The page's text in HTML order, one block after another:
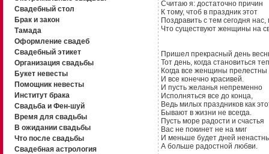
Свадебный стол
Брак и закон
Тамада
Оформление свадеб
Свадебный этикет
Организация свадьбы
Букет невесты
Помощник невесты
Институт брака
Свадьба и Фен-шуй
Время для свадьбы
В ожидании свадьбы
Что после свадьбы
Свадебная астрология
Считаю я: достаточно причин
К тому, чтоб в праздник этот
Поздравить с тем сегодня нас,
Что существуют женщины на
Пришел прекрасный день
Тот день, когда становиться
Когда все женщины прелестны
И все конечно красивей.
И пусть желанья непременно
Исполняться все до конца,
Ведь милых праздников как
Бывают в жизни не всегда.
Пусть море радости и счастья
Вас не покинет не на миг
И меньше будет дней
А больше радостной любви.